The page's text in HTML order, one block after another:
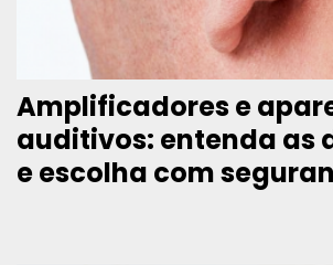
Amplificadores e
auditivos: entenda as
e escolha com